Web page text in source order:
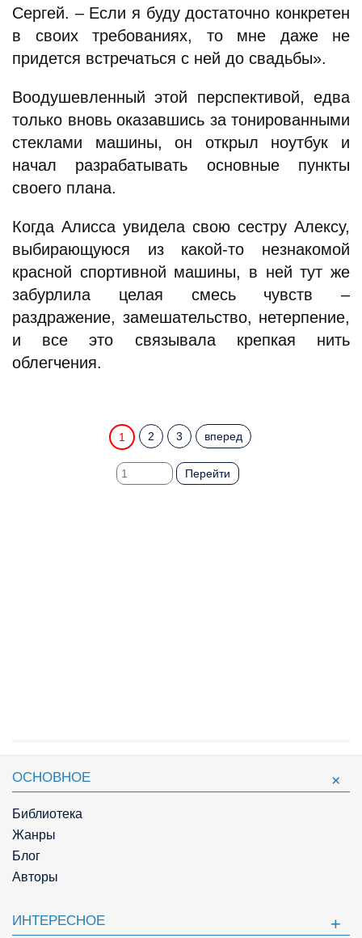
Сергей. – Если я буду достаточно конкретен
в своих требованиях, то мне даже не
придется встречаться с ней до свадьбы».
Воодушевленный этой перспективой, едва
только вновь оказавшись за тонированными
стеклами машины, он открыл ноутбук и
начал разрабатывать основные пункты
своего плана.
Когда Алисса увидела свою сестру Алексу,
выбирающуюся из какой-то незнакомой
красной спортивной машины, в ней тут же
забурлила целая смесь чувств –
раздражение, замешательство, нетерпение,
и все это связывала крепкая нить
облегчения.
1 2 3 вперед
Перейти
ОСНОВНОЕ
Библиотека
Жанры
Блог
Авторы
ИНТЕРЕСНОЕ